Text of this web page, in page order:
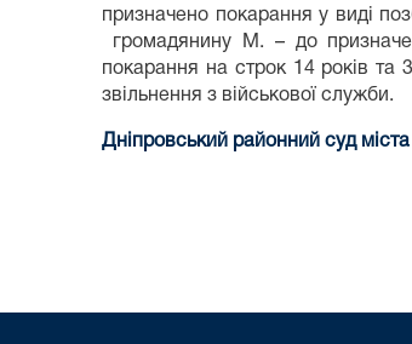
призначено покарання у виді
громадянину М. – до
покарання на строк 14 років та
звільнення з військової служби.
Дніпровський районний суд